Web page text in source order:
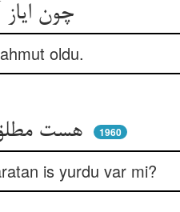
چون ایاز آن چارقش مورود بود ** لاجرم او عاقبت محمود بود
oldu.
1960
is yurdu var mi?